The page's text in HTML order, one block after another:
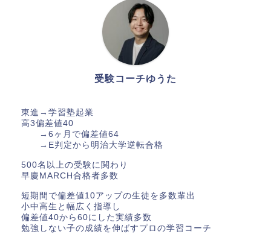
受験コーチゆうた
東進→学習塾起業
高3偏差値40
→6ヶ月で偏差値64
→E判定から明治大学逆転合格
500名以上の受験に関わり
早慶MARCH合格者多数
短期間で偏差値10アップの生徒を多数輩出
小中高生と幅広く指導し
偏差値40から60にした実績多数
勉強しない子の成績を伸ばすプロの学習コーチ